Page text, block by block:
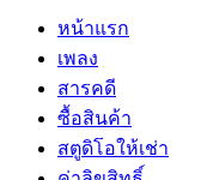
หน้าแรก
เพลง
สารคดี
ซื้อสินค้า
สตูดิโอให้เช่า